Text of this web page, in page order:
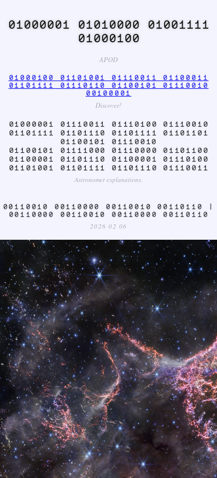
01000001 01010000 01001111
01000100
APOD
01000100 01101001 01110011 01100011
01101111 01110110 01100101 01110010
00100001
Discover!
01000001 01110011 01110100 01110010
01101111 01101110 01101111 01101101
01100101 01110010
01100101 01111000 01110000 01101100
01100001 01101110 01100001 01110100
01101001 01101111 01101110 01110011
Astronomer explanations.
00110010 00110000 00110010 00110110 |
00110000 00110010 00110000 00110110
2026 02 06